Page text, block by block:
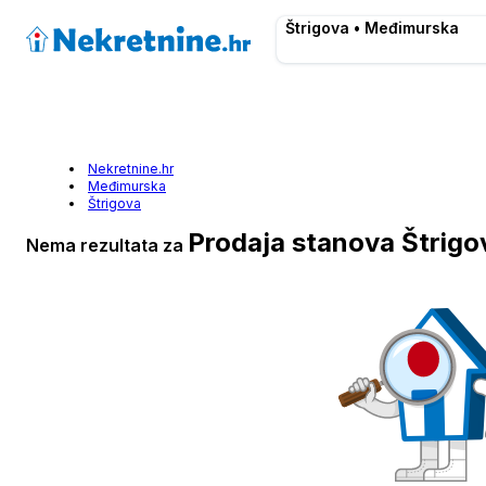
Štrigova • Međimurska
Nekretnine.hr
Međimurska
Štrigova
Nema rezultata za Prodaja stanova